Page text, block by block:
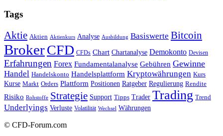
Tags
Aktie Aktien Aktienkurs Analyse Ausbildung Basiswerte Bitcoin
BrokerCFD CFDs Chart Chartanalyse Demokonto Devisen
Erfahrungen Forex Fundamentalanalyse Gebühren Gewinne
Handel Handelskonto Handelsplattform Kryptowährungen Kurs
Kurse Markt Orders Plattform Positionen Ratgeber Regulierung Rendite
Risiko Rohstoffe Strategie Support Tipps Trader Trading Trend
Underlyings Verluste Volatilität Wechsel Währungen
© CFD-Forum.com